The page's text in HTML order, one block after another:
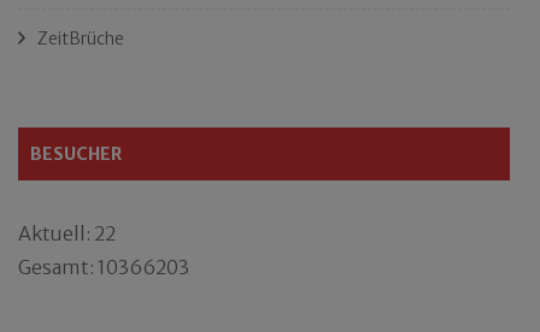
ZeitBrüche
BESUCHER
Aktuell: 22
Gesamt: 10366203